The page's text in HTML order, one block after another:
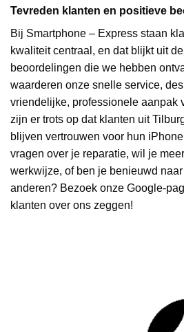
Tevreden klanten en positieve
Bij Smartphone – Express staan
kwaliteit centraal, en dat blijkt uit
beoordelingen die we hebben
waarderen onze snelle service,
vriendelijke, professionele aanpak
zijn er trots op dat klanten uit
blijven vertrouwen voor hun
vragen over je reparatie, wil je
werkwijze, of ben je benieuwd
anderen? Bezoek onze Google-
klanten over ons zeggen!